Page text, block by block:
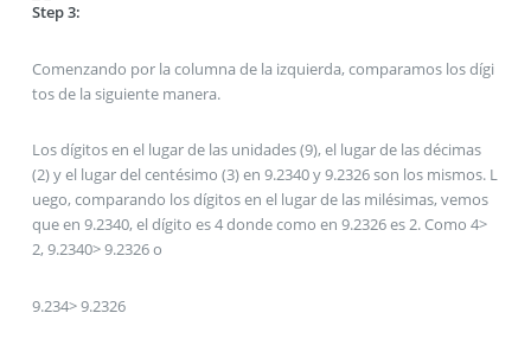
Step 3:
Comenzando por la columna de la izquierda, comparamos los dígi
tos de la siguiente manera.
Los dígitos en el lugar de las unidades (9), el lugar de las décimas
(2) y el lugar del centésimo (3) en 9.2340 y 9.2326 son los mismos. L
uego, comparando los dígitos en el lugar de las milésimas, vemos
que en 9.2340, el dígito es 4 donde como en 9.2326 es 2. Como 4>
2, 9.2340> 9.2326 o
9.234> 9.2326